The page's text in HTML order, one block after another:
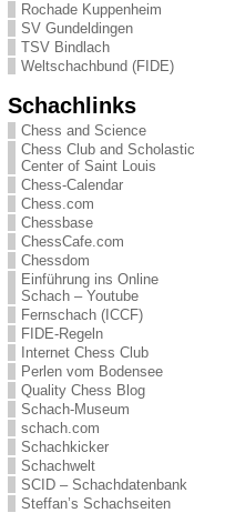
Rochade Kuppenheim
SV Gundeldingen
TSV Bindlach
Weltschachbund (FIDE)
Schachlinks
Chess and Science
Chess Club and Scholastic
Center of Saint Louis
Chess-Calendar
Chess.com
Chessbase
ChessCafe.com
Chessdom
Einführung ins Online
Schach – Youtube
Fernschach (ICCF)
FIDE-Regeln
Internet Chess Club
Perlen vom Bodensee
Quality Chess Blog
Schach-Museum
schach.com
Schachkicker
Schachwelt
SCID – Schachdatenbank
Steffan’s Schachseiten